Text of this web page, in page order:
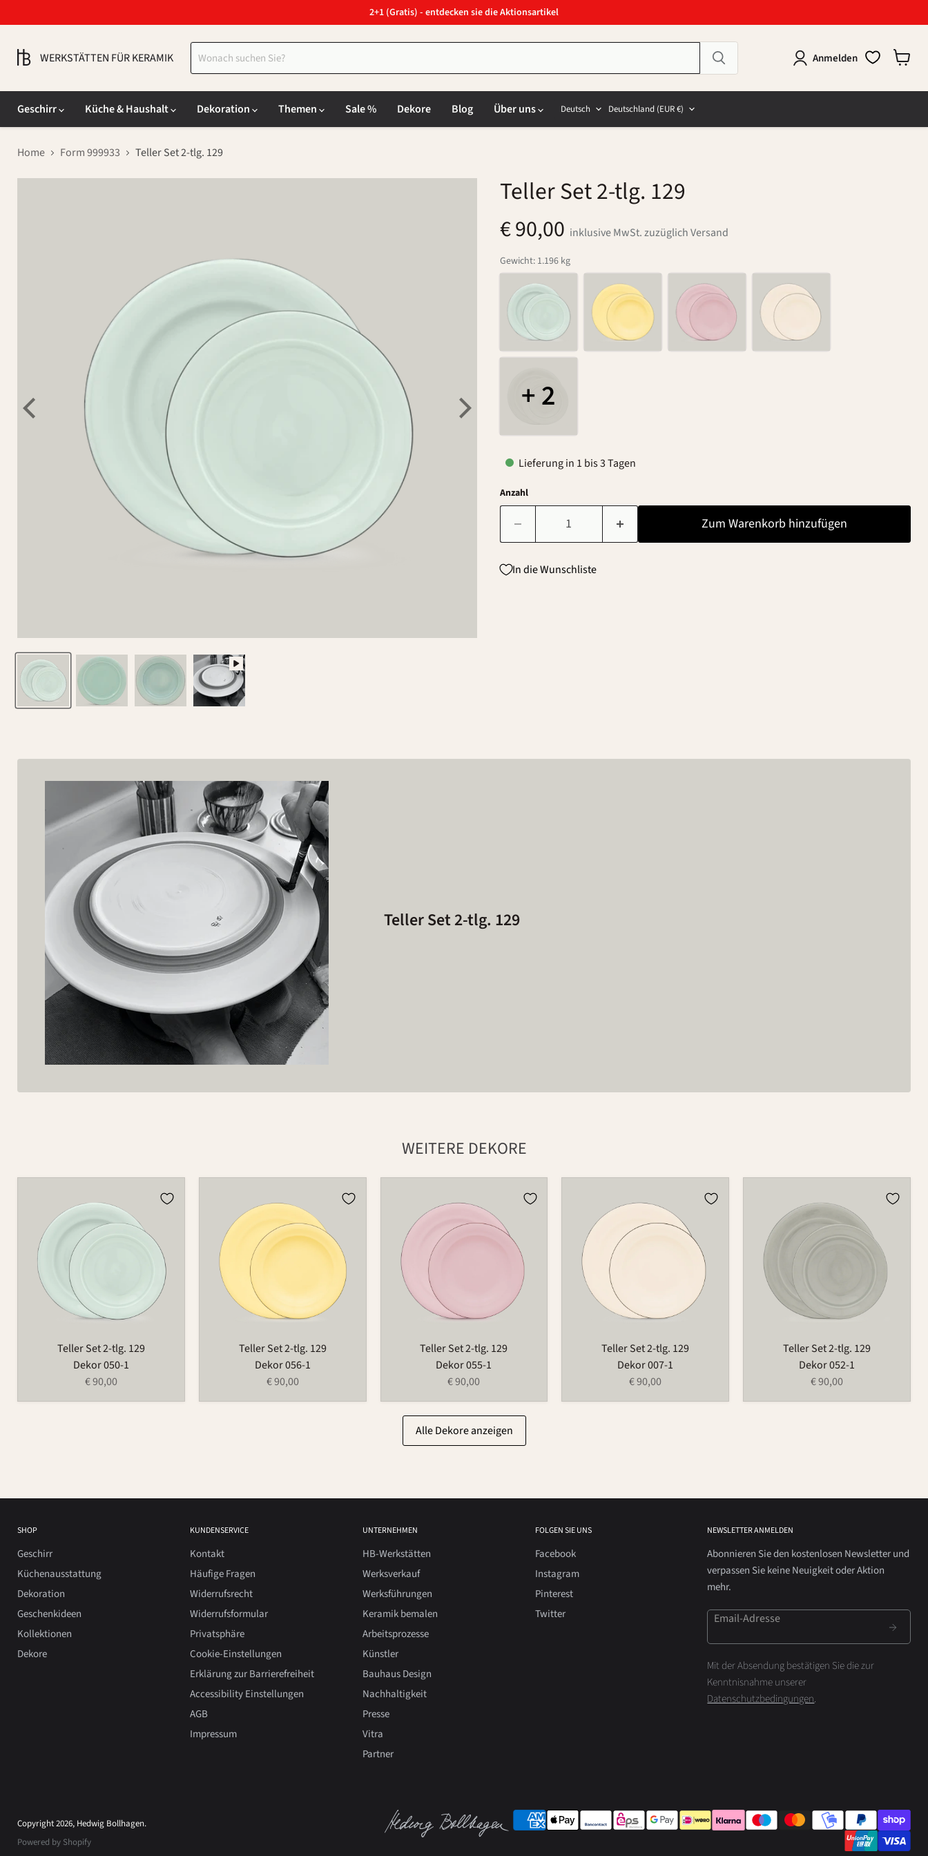
2+1 (Gratis) - entdecken sie die Aktionsartikel
WERKSTÄTTEN FÜR KERAMIK Anmelden
Geschirr
Küche & Haushalt Dekoration Themen Sale % Dekore Blog Über uns Sprache
Deutsch Land
Deutschland (EUR €)
Home Form 999933 Teller Set 2-tlg. 129
Teller Set 2-tlg. 129
€ 90,00 inklusive MwSt. zuzüglich Versand
Gewicht: 1.196 kg
+ 2
Lieferung in 1 bis 3 Tagen
Anzahl
Zum Warenkorb hinzufügen
In die Wunschliste
Teller Set 2-tlg. 129
WEITERE DEKORE
129
Teller Set 2-tlg. 129
Dekor 050-1
€ 90,00
129
Teller Set 2-tlg. 129
Dekor 056-1
€ 90,00
129
Teller Set 2-tlg. 129
Dekor 055-1
€ 90,00
129
Teller Set 2-tlg. 129
Dekor 007-1
€ 90,00
129
Teller Set 2-tlg. 129
Dekor 052-1
€ 90,00
Alle Dekore anzeigen
SHOP
Geschirr
Küchenausstattung
Dekoration
Geschenkideen
Kollektionen
Dekore
KUNDENSERVICE
Kontakt
Häufige Fragen
Widerrufsrecht
Widerrufsformular
Privatsphäre
Cookie-Einstellungen
Erklärung zur Barrierefreiheit
Accessibility Einstellungen
AGB
Impressum
UNTERNEHMEN
HB-Werkstätten
Werksverkauf
Werksführungen
Keramik bemalen
Arbeitsprozesse
Künstler
Bauhaus Design
Nachhaltigkeit
Presse
Vitra
Partner
FOLGEN SIE UNS
Facebook
Instagram
Pinterest
Twitter
NEWSLETTER ANMELDEN
Abonnieren Sie den kostenlosen Newsletter und
verpassen Sie keine Neuigkeit oder Aktion
mehr.
Email-Adresse
Mit der Absendung bestätigen Sie die zur
Kenntnisnahme unserer
Datenschutzbedingungen.
Copyright 2026, Hedwig Bollhagen.
Powered by Shopify